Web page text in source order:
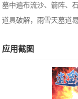
墓中遍布流沙、箭阵、
道具破解，雨雪天墓道易
应用截图